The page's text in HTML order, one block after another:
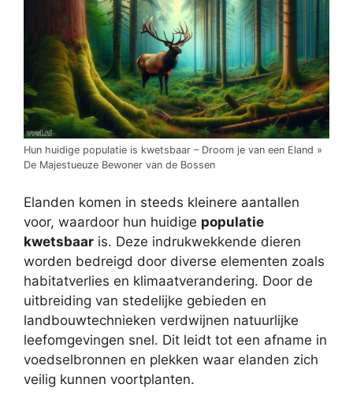
Hun huidige populatie is kwetsbaar – Droom je van een Eland »
De Majestueuze Bewoner van de Bossen
Elanden komen in steeds kleinere aantallen
voor, waardoor hun huidige populatie
kwetsbaar is. Deze indrukwekkende dieren
worden bedreigd door diverse elementen zoals
habitatverlies en klimaatverandering. Door de
uitbreiding van stedelijke gebieden en
landbouwtechnieken verdwijnen natuurlijke
leefomgevingen snel. Dit leidt tot een afname in
voedselbronnen en plekken waar elanden zich
veilig kunnen voortplanten.